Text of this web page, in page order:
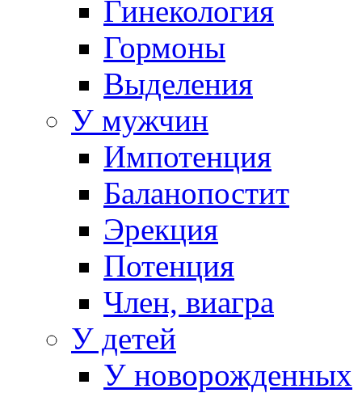
Гинекология
Гормоны
Выделения
У мужчин
Импотенция
Баланопостит
Эрекция
Потенция
Член, виагра
У детей
У новорожденных